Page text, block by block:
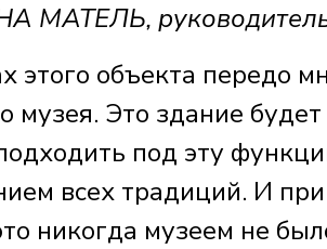
МАТЕЛЬ,
этого объекта передо
музея. Это здание
под эту
всех традиций. И
никогда музеем не